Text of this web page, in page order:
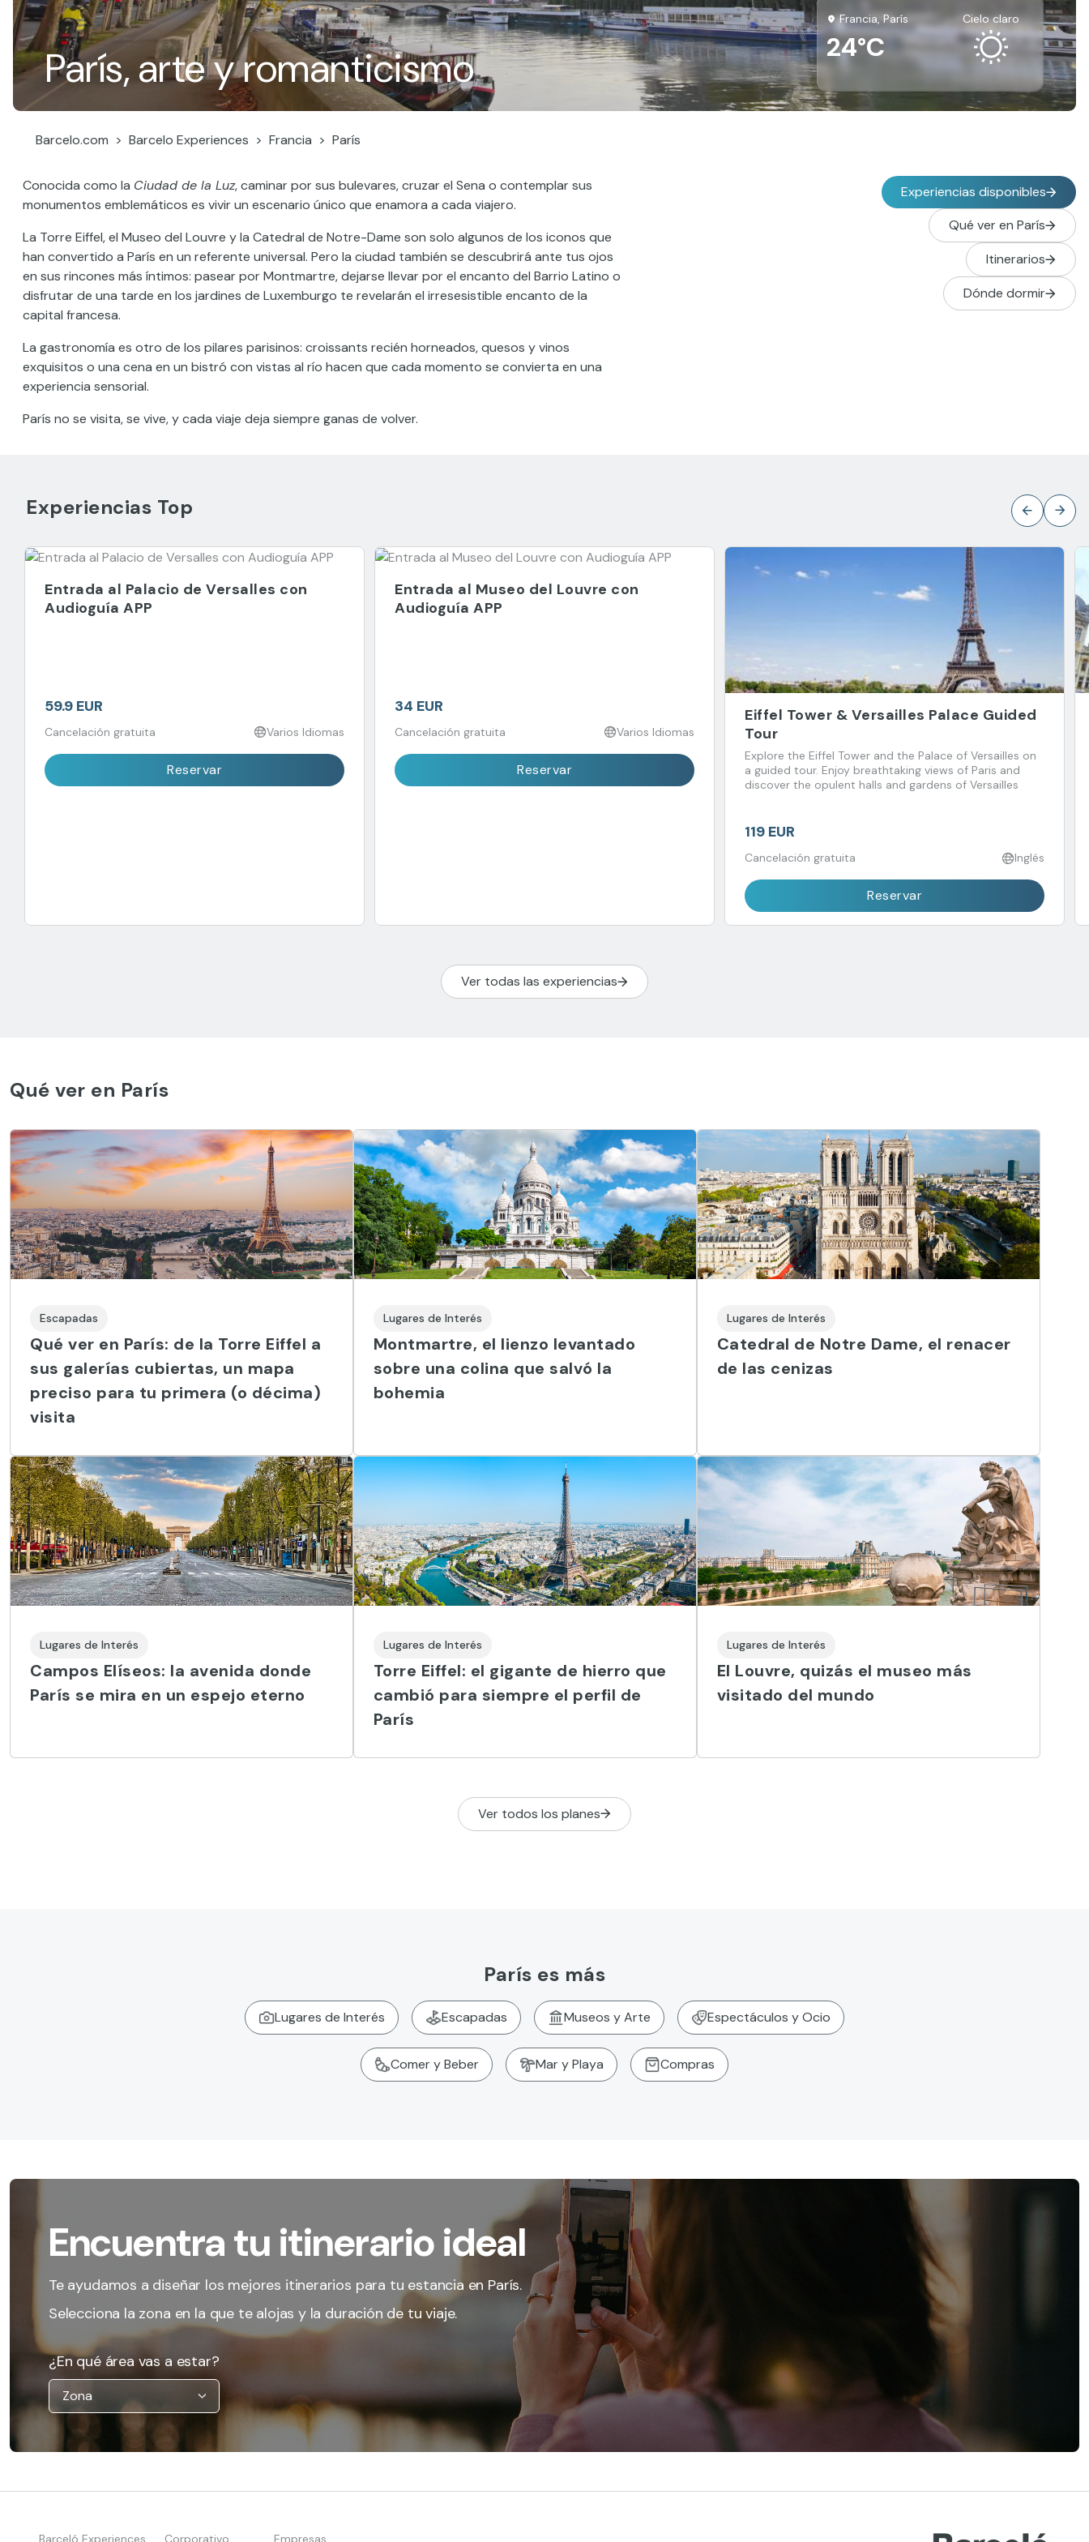
París, arte y romanticismo
Francia, París
24°C
cielo claro
Barcelo.com Barcelo Experiences Francia París
Conocida como la Ciudad de la Luz, caminar por sus bulevares, cruzar el Sena o contemplar sus
monumentos emblemáticos es vivir un escenario único que enamora a cada viajero.
La Torre Eiffel, el Museo del Louvre y la Catedral de Notre-Dame son solo algunos de los iconos que
han convertido a París en un referente universal. Pero la ciudad también se descubrirá ante tus ojos
en sus rincones más íntimos: pasear por Montmartre, dejarse llevar por el encanto del Barrio Latino o
disfrutar de una tarde en los jardines de Luxemburgo te revelarán el irresesistible encanto de la
capital francesa.
La gastronomía es otro de los pilares parisinos: croissants recién horneados, quesos y vinos
exquisitos o una cena en un bistró con vistas al río hacen que cada momento se convierta en una
experiencia sensorial.
París no se visita, se vive, y cada viaje deja siempre ganas de volver.
Experiencias disponibles
Qué ver en París
Itinerarios
Dónde dormir
Experiencias Top
Entrada al Palacio de Versalles con
Audioguía APP
59.9 EUR
Cancelación gratuita Varios Idiomas
Reservar
Entrada al Museo del Louvre con
Audioguía APP
34 EUR
Cancelación gratuita Varios Idiomas
Reservar
Eiffel Tower & Versailles Palace Guided
Tour
Explore the Eiffel Tower and the Palace of Versailles on
a guided tour. Enjoy breathtaking views of Paris and
discover the opulent halls and gardens of Versailles
119 EUR
Cancelación gratuita Inglés
Reservar
Ver todas las experiencias
Qué ver en París
Escapadas
Qué ver en París: de la Torre Eiffel a
sus galerías cubiertas, un mapa
preciso para tu primera (o décima)
visita
Lugares de Interés
Montmartre, el lienzo levantado
sobre una colina que salvó la
bohemia
Lugares de Interés
Catedral de Notre Dame, el renacer
de las cenizas
Lugares de Interés
Campos Elíseos: la avenida donde
París se mira en un espejo eterno
Lugares de Interés
Torre Eiffel: el gigante de hierro que
cambió para siempre el perfil de
París
Lugares de Interés
El Louvre, quizás el museo más
visitado del mundo
Ver todos los planes
París es más
Lugares de Interés Escapadas Museos y Arte Espectáculos y Ocio
Comer y Beber Mar y Playa Compras
Encuentra tu itinerario ideal
Te ayudamos a diseñar los mejores itinerarios para tu estancia en París.
Selecciona la zona en la que te alojas y la duración de tu viaje.
¿En qué área vas a estar?
Barceló Experiences Corporativo Empresas